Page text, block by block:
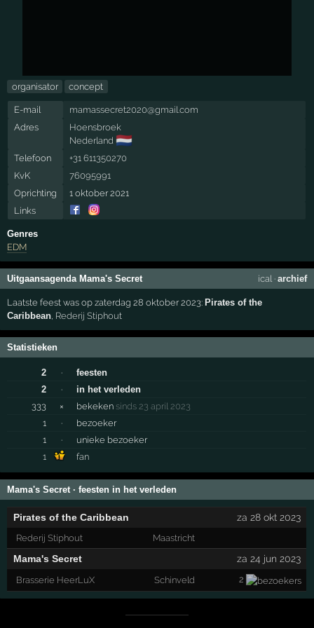
organisator concept
E-mail
mamassecret2020@gmail.com
Adres
Hoensbroek
Nederland 🇳🇱
Telefoon
+31 611350270
KvK
76095991
Oprichting
1 oktober 2021
Links
Genres
EDM
Uitgaansagenda Mama's Secret ical· archief
Laatste feest was op zaterdag 28 oktober 2023: Pirates of the
Caribbean, Rederij Stiphout
Statistieken
2 ·
feesten
2
·
in het verleden
333
× bekeken sinds 23 april 2023
1
·
bezoeker
1
·
unieke bezoeker
1
fan
Mama's Secret · feesten in het verleden
Pirates of the Caribbean za 28 okt 2023
Rederij Stiphout Maastricht
Mama's Secret za 24 jun 2023
Brasserie HeerLuX Schinveld 2